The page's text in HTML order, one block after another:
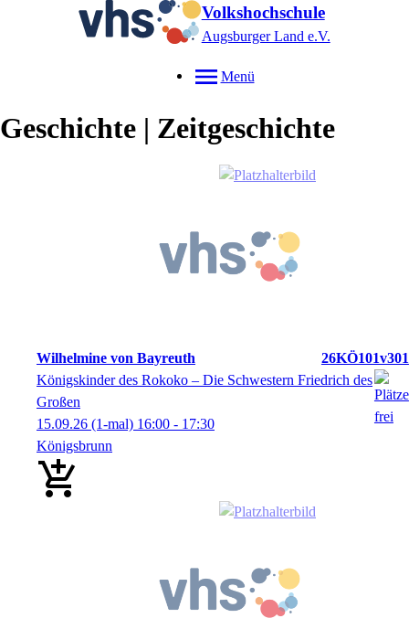
Volkshochschule
Augsburger Land e.V.
Menü
Geschichte | Zeitgeschichte
Wilhelmine von Bayreuth
26KÖ101v301
Königskinder des Rokoko – Die Schwestern Friedrich des
Großen
15.09.26 (1-mal) 16:00 - 17:30
Königsbrunn